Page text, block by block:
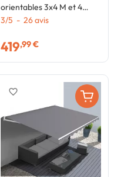
orientables 3x4 M et 4
stores gris anthracite
3/5 - 26avis
419,99 €
favorite_border